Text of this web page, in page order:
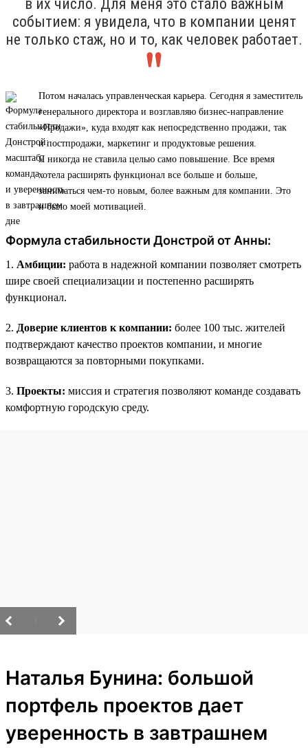
в их число. Для меня это стало важным
событием: я увидела, что в компании ценят
не только стаж, но и то, как человек работает.
Потом началась управленческая карьера. Сегодня я заместитель
генерального директора и возглавляю бизнес-направление
«Продажи», куда входят как непосредственно продажи, так
и постпродажи, маркетинг и продуктовые решения.
Я никогда не ставила целью само повышение. Все время
хотела расширять функционал все больше и больше,
заниматься чем-то новым, более важным для компании. Это
и было моей мотивацией.
Формула стабильности Донстрой от Анны:
1. Амбиции: работа в надежной компании позволяет смотреть
шире своей специализации и постепенно расширять
функционал.
2. Доверие клиентов к компании: более 100 тыс. жителей
подтверждают качество проектов компании, и многие
возвращаются за повторными покупками.
3. Проекты: миссия и стратегия позволяют команде создавать
комфортную городскую среду.
Наталья Бунина: большой
портфель проектов дает
уверенность в завтрашнем